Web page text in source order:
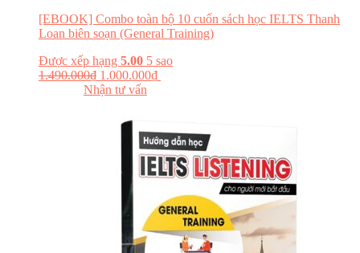
[EBOOK] Combo toàn bộ 10 cuốn sách học IELTS Thanh
Loan biên soạn (General Training)
Được xếp hạng 5.00 5 sao
1.490.000₫ 1.000.000₫
Nhận tư vấn